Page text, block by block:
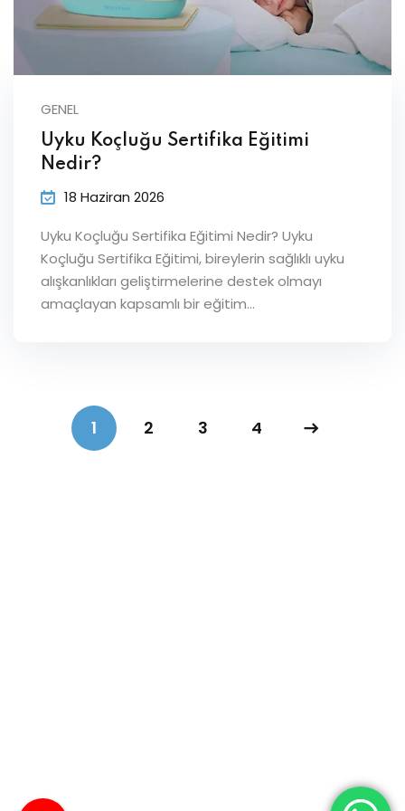
GENEL
Uyku Koçluğu Sertifika Eğitimi
Nedir?
18 Haziran 2026
Uyku Koçluğu Sertifika Eğitimi Nedir? Uyku
Koçluğu Sertifika Eğitimi, bireylerin sağlıklı uyku
alışkanlıkları geliştirmelerine destek olmayı
amaçlayan kapsamlı bir eğitim…
1 2 3 4